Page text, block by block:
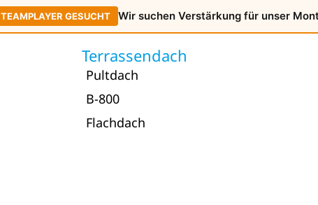
TEAMPLAYER GESUCHT Wir suchen Verstärkung für unser
Terrassendach
Pultdach
B-800
Flachdach